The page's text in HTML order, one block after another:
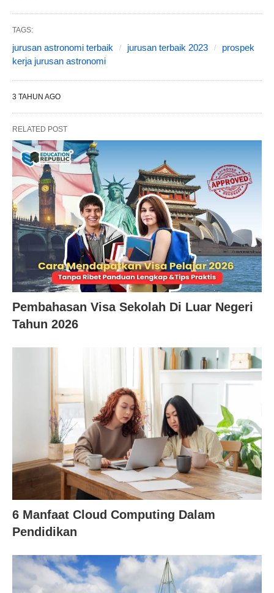
TAGS:
jurusan astronomi terbaik jurusan terbaik 2023
prospek
kerja jurusan astronomi
3 TAHUN AGO
RELATED POST
Pembahasan Visa Sekolah Di Luar Negeri
Tahun 2026
6 Manfaat Cloud Computing Dalam
Pendidikan